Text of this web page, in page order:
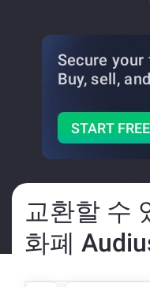
Secure your
Buy, sell,
START FREE
교환할 수
화폐